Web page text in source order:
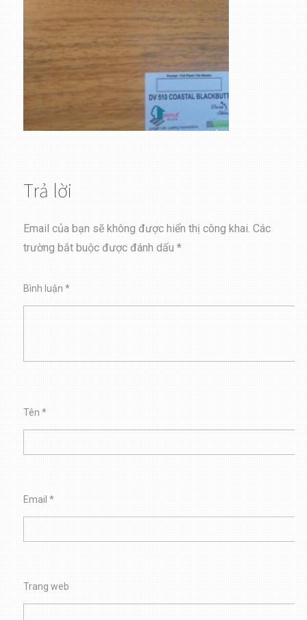
Trả lời
Email của bạn sẽ không được hiển thị công khai. Các
trường bắt buộc được đánh dấu*
Bình luận*
Tên*
Email*
Trang web